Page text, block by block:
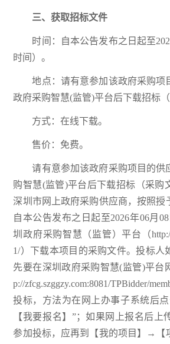
三、获取招标文件
时间：自本公告发布之日起至
时间）。
地点：请有意参加该政府采购项
政府采购智慧(监管)平台后下载招标（
方式：在线下载。
售价：免费。
请有意参加该政府采购项目的供
购智慧(监管)平台后下载招标（采购
深圳市网上政府采购供应商，按照授
自本公告发布之日起至2026年06月
圳政府采购智慧（监管）平台（http://
1/）下载本项目的采购文件。投标人
先要在深圳政府采购智慧(监管)平台
p://zfcg.szggzy.com:8081/TPBidder/
投标，方法为在网上办事子系统后
【我要报名】”；如果网上报名后上
参加投标，应再到【我的项目】→